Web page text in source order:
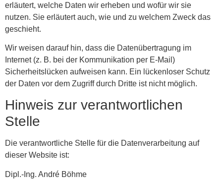
erläutert, welche Daten wir erheben und wofür wir sie
nutzen. Sie erläutert auch, wie und zu welchem Zweck das
geschieht.
Wir weisen darauf hin, dass die Datenübertragung im
Internet (z. B. bei der Kommunikation per E-Mail)
Sicherheitslücken aufweisen kann. Ein lückenloser Schutz
der Daten vor dem Zugriff durch Dritte ist nicht möglich.
Hinweis zur verantwortlichen
Stelle
Die verantwortliche Stelle für die Datenverarbeitung auf
dieser Website ist:
Dipl.-Ing. André Böhme